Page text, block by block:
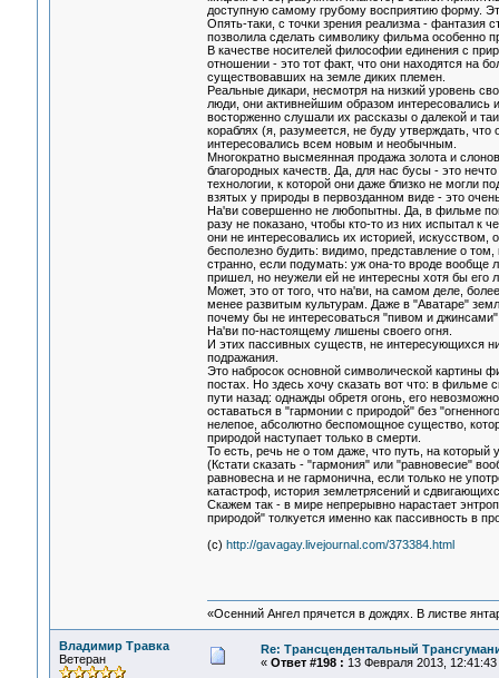
доступную самому грубому восприятию форму.
Опять-таки, с точки зрения реализма - фантазия
позволила сделать символику фильма особенно
В качестве носителей философии единения с
отношении - это тот факт, что они находятся на
существовавших на земле диких племен.
Реальные дикари, несмотря на низкий уровень
люди, они активнейшим образом интересовались
восторженно слушали их рассказы о далекой и
кораблях (я, разумеется, не буду утверждать,
интересовались всем новым и необычным.
Многократно высмеянная продажа золота и
благородных качеств. Да, для нас бусы - это
технологии, к которой они даже близко не могли
взятых у природы в первозданном виде - это
На'ви совершенно не любопытны. Да, в фильме
разу не показано, чтобы кто-то из них испытал к
они не интересовались их историей,
бесполезно будить: видимо, представление о
странно, если подумать: уж она-то вроде вообще
пришел, но неужели ей не интересны хотя бы его
Может, это от того, что на'ви, на самом деле,
менее развитым культурам. Даже в "Аватаре"
почему бы не интересоваться "пивом и джинсами",
На'ви по-настоящему лишены своего огня.
И этих пассивных существ, не интересующихся
подражания.
Это набросок основной символической картины
постах. Но здесь хочу сказать вот что: в
пути назад: однажды обретя огонь, его
оставаться в "гармонии с природой" без
нелепое, абсолютно беспомощное существо,
природой наступает только в смерти.
То есть, речь не о том даже, что путь, на
(Кстати сказать - "гармония" или "равновесие"
равновесна и не гармонична, если только не
катастроф, история землетрясений и
Скажем так - в мире непрерывно нарастает
природой" толкуется именно как пассивность в
(с) http://gavagay.livejournal.com/373384.html
«Осенний Ангел прячется в дождях. В листве
Владимир Травка
Ветеран
Re: Трансцендентальный
« Ответ #198 : 13 Февраля 2013, 12:41:43